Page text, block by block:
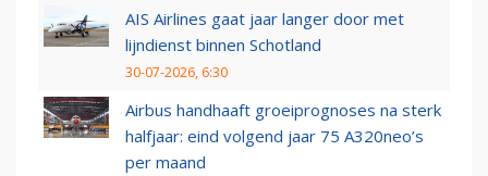
AIS Airlines gaat jaar langer door met
lijndienst binnen Schotland
30-07-2026, 6:30
Airbus handhaaft groeiprognoses na sterk
halfjaar: eind volgend jaar 75 A320neo’s
per maand